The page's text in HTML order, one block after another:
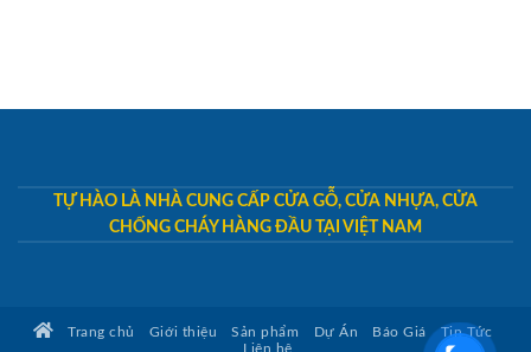
TỰ HÀO LÀ NHÀ CUNG CẤP CỬA GỖ, CỬA NHỰA, CỬA
CHỐNG CHÁY HÀNG ĐẦU TẠI VIỆT NAM
Trang chủ Giới thiệu Sản phẩm Dự Án Báo Giá
Tin Tức
Liên hệ